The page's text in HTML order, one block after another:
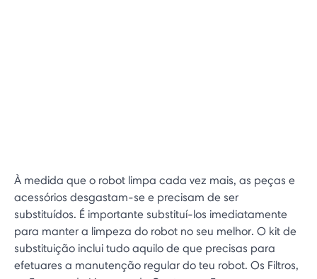
À medida que o robot limpa cada vez mais, as peças e
acessórios desgastam-se e precisam de ser
substituídos. É importante substituí-los imediatamente
para manter a limpeza do robot no seu melhor. O kit de
substituição inclui tudo aquilo de que precisas para
efetuares a manutenção regular do teu robot. Os Filtros,